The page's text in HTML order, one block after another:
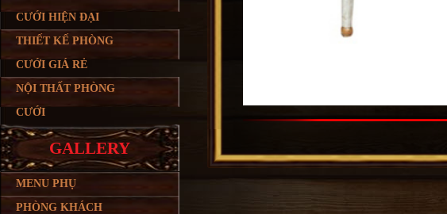
CƯỚI HIỆN ĐẠI
THIẾT KẾ PHÒNG
CƯỚI GIÁ RẺ
NỘI THẤT PHÒNG
CƯỚI
GALLERY
MENU PHỤ
PHÒNG KHÁCH